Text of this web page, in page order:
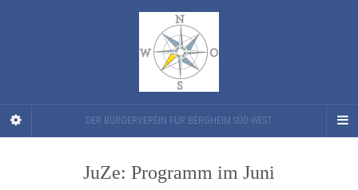
DER BÜRGERVEREIN FÜR BERGHEIM SÜD-WEST
JuZe: Programm im Juni